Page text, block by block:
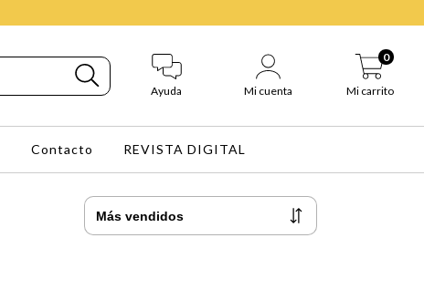
Ayuda Mi cuenta Mi carrito
0
Contacto REVISTA DIGITAL